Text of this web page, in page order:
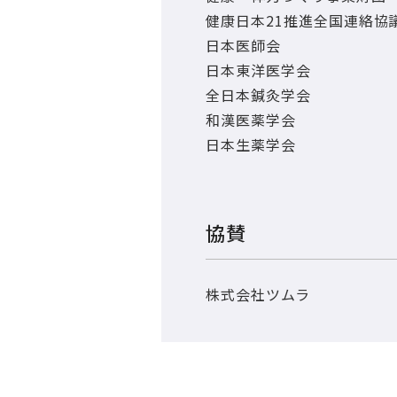
健康日本21推進全国連絡協
日本医師会
日本東洋医学会
全日本鍼灸学会
和漢医薬学会
日本生薬学会
協賛
株式会社ツムラ